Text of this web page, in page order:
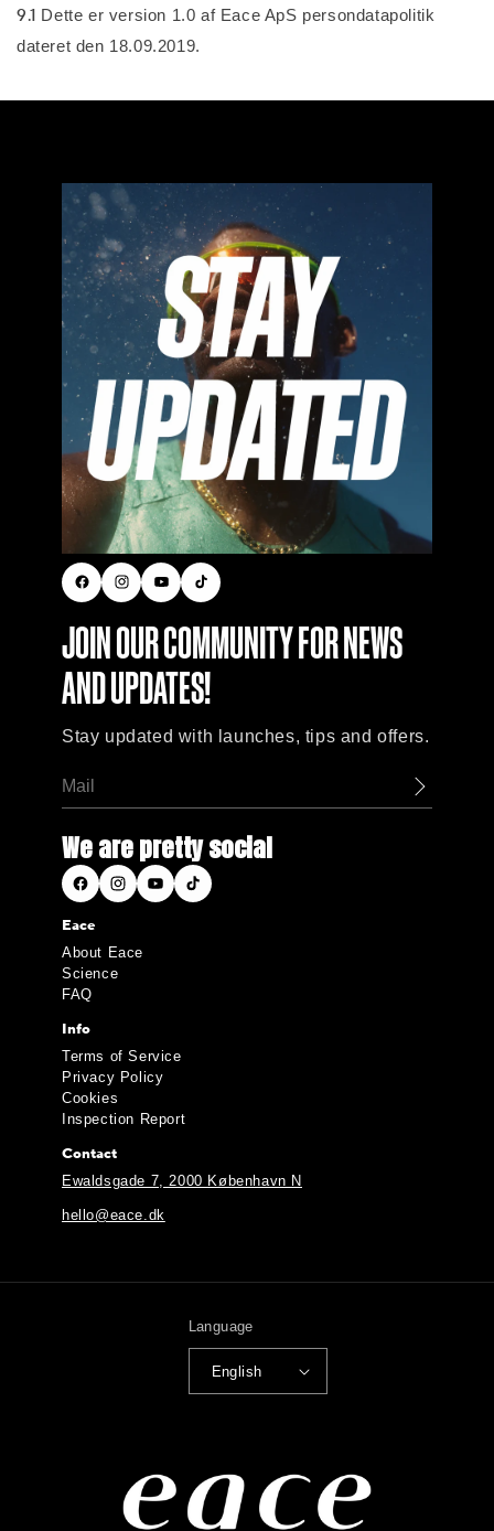
9.1 Dette er version 1.0 af Eace ApS persondatapolitik
dateret den 18.09.2019.
We are pretty social
FacebookInstagram
YouTubeTikTok
Eace
About Eace
Science
FAQ
Info
Terms of Service
Privacy Policy
Cookies
Inspection Report
Contact
Ewaldsgade 7, 2000 København N
hello@eace.dk
FacebookInstagramYouTubeTikTok
JOIN OUR COMMUNITY FOR NEWS
AND UPDATES!
Stay updated with launches, tips and offers.
Language
English